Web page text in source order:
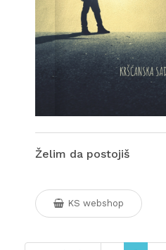
Želim da postojiš
KS webshop